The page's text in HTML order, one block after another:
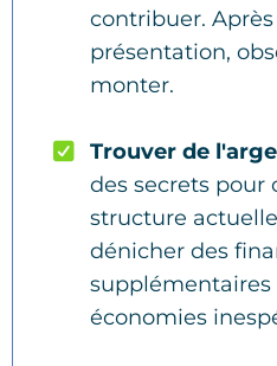
contribuer.
présentation,
monter.
Trouver de
des secrets pour
structure
dénicher des
supplémentaires
économies